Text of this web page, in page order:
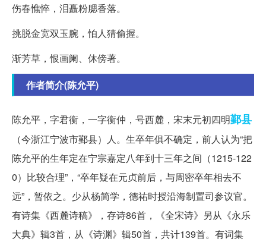
伤春憔悴，泪矗粉腮香落。
挑脱金宽双玉腕，怕人猜偷握。
渐芳草，恨画阑、休傍著。
作者简介(陈允平)
陈允平，字君衡，一字衡仲，号西麓，宋末元初四明鄞县
（今浙江宁波市鄞县）人。生卒年俱不确定，前人认为“把
陈允平的生年定在宁宗嘉定八年到十三年之间（1215-122
0）比较合理”，“卒年疑在元贞前后，与周密卒年相去不
远”，暂依之。少从杨简学，德祐时授沿海制置司参议官。
有诗集《西麓诗稿》，存诗86首，《全宋诗》另从《永乐
大典》辑3首，从《诗渊》辑50首，共计139首。有词集